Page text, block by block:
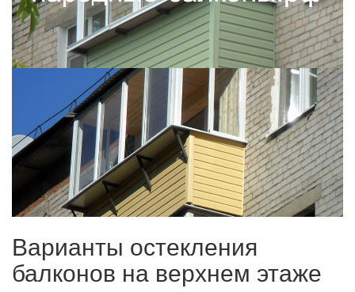
Варианты остекления
балконов на верхнем этаже